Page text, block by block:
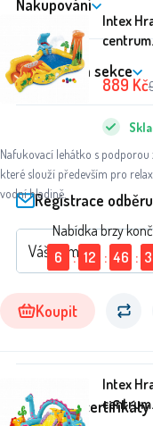
Intex
centrum
Nafukovací lehátko s podporou
které slouží především pro
vodní hladině.
889 Kč
Nabídka brzy
6
: 12 : 46 :
Koupit
Intex
centrum
Nakupování
Zákaznická sekce
Registrace
Ocenění a certifikáty